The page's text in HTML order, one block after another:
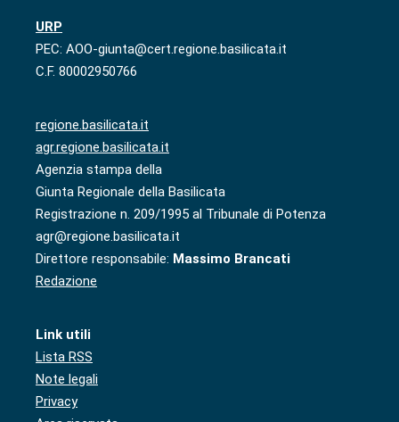
URP
PEC: AOO-giunta@cert.regione.basilicata.it
C.F. 80002950766
regione.basilicata.it
agr.regione.basilicata.it
Agenzia stampa della
Giunta Regionale della Basilicata
Registrazione n. 209/1995 al Tribunale di Potenza
agr@regione.basilicata.it
Direttore responsabile: Massimo Brancati
Redazione
Link utili
Lista RSS
Note legali
Privacy